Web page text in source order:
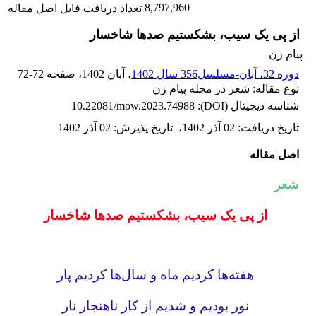
تعداد دریافت فایل اصل مقاله 8,797,960
از پی یک سیب، بشکستیم صدها شاخسار
پیام زن
دوره 32، آبان-مسلسل356 سال 1402
، آبان 1402 ، صفحه 72-72
نوع مقاله: شعر در مجله پیام زن
شناسه دیجیتال (DOI):
10.22081/mow.2023.74988
تاریخ دریافت: 02 آذر 1402 ، تاریخ پذیرش: 02 آذر 1402
اصل مقاله
شعر
از پی یک سیب، بشکستیم صدها شاخسار
هفته‌ها کردیم ماه و سال‌ها کردیم پار
نور بودیم و شدیم از کار ناهنجار نار